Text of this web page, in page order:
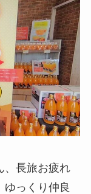
、長旅お疲れ
ゆっくり仲良